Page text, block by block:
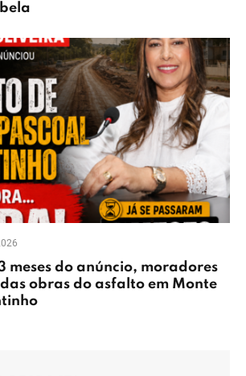
meses do anúncio, moradores
obras do asfalto em Monte